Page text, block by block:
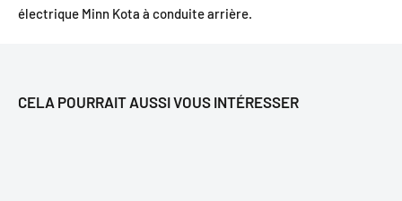
électrique Minn Kota à conduite arrière.
CELA POURRAIT AUSSI VOUS INTÉRESSER